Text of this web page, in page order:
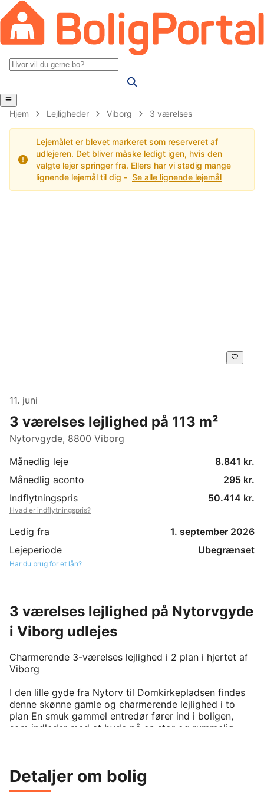
Hjem Lejligheder Viborg 3 værelses
Lejemålet er blevet markeret som reserveret af
udlejeren. Det bliver måske ledigt igen, hvis den
valgte lejer springer fra. Ellers har vi stadig mange
lignende lejemål til dig - Se alle lignende lejemål
11. juni
3 værelses lejlighed på 113 m²
Nytorvgyde, 8800 Viborg
Månedlig leje
8.841 kr.
Månedlig aconto
295 kr.
Indflytningspris
50.414 kr.
Hvad er indflytningspris?
Ledig fra
1. september 2026
Lejeperiode
Ubegrænset
Har du brug for et lån?
3 værelses lejlighed på Nytorvgyde
i Viborg udlejes
Charmerende 3-værelses lejlighed i 2 plan i hjertet af
Viborg
I den lille gyde fra Nytorv til Domkirkepladsen findes
denne skønne gamle og charmerende lejlighed i to
plan En smuk gammel entredør fører ind i boligen,
som indleder med at byde på en stor og rummelig
fra det fine vindue der vender ud mod gårdmiljøet
Køkkenalrum med nyere grebsfri HTH køkken med
Detaljer om bolig